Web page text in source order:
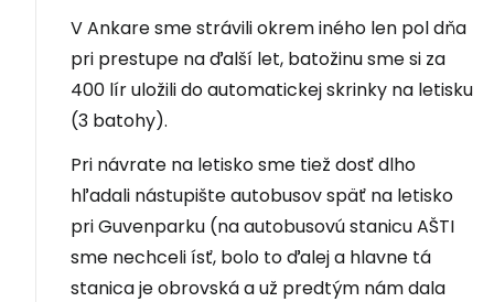
V Ankare sme strávili okrem iného len pol dňa
pri prestupe na ďalší let, batožinu sme si za
400 lír uložili do automatickej skrinky na letisku
(3 batohy).
Pri návrate na letisko sme tiež dosť dlho
hľadali nástupište autobusov späť na letisko
pri Guvenparku (na autobusovú stanicu AŠTI
sme nechceli ísť, bolo to ďalej a hlavne tá
stanica je obrovská a už predtým nám dala